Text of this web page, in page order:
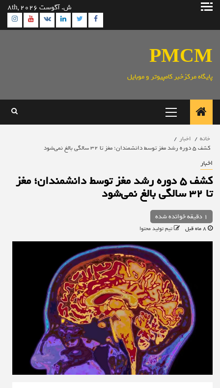
پرش
ش. آگوست 8th, 2026
Facebook
Twitter
Linkedin
VK
PMCM
پایگاه مرکزخبر کامپیوتر و موبایل
اصلی
خانه
اخبار
کشف ۵ دوره رشد مغز توسط دانشمندان؛ مغز تا ۳۲ سالگی بالغ نمی‌شود
اخبار
کشف ۵ دوره رشد مغز توسط دانشمندان؛ مغز
تا ۳۲ سالگی بالغ نمی‌شود
1 دقیقه خوانده شده
تیم تولید محتوا